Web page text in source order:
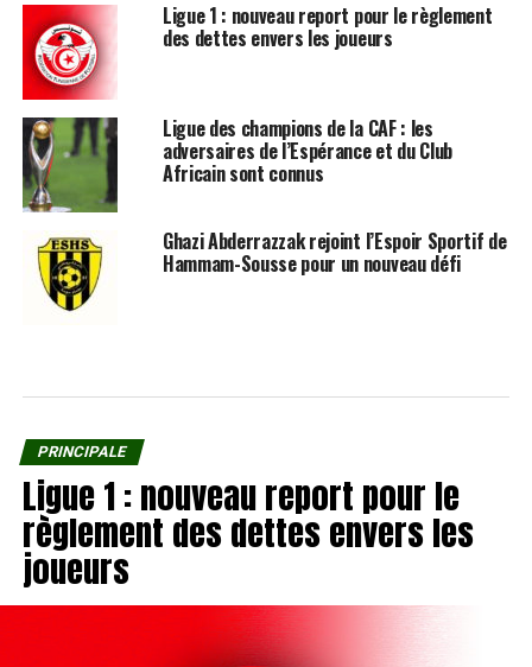
Ligue 1 : nouveau report pour le règlement
des dettes envers les joueurs
Ligue des champions de la CAF : les
adversaires de l’Espérance et du Club
Africain sont connus
Ghazi Abderrazzak rejoint l’Espoir Sportif de
Hammam-Sousse pour un nouveau défi
PRINCIPALE
Ligue 1 : nouveau report pour le
règlement des dettes envers les
joueurs